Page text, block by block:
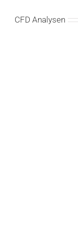
CFD Analysen